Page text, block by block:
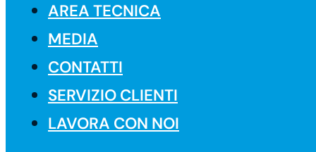
AREA TECNICA
MEDIA
CONTATTI
SERVIZIO CLIENTI
LAVORA CON NOI